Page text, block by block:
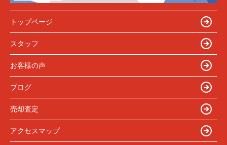
トップページ
スタッフ
お客様の声
ブログ
売却査定
アクセスマップ